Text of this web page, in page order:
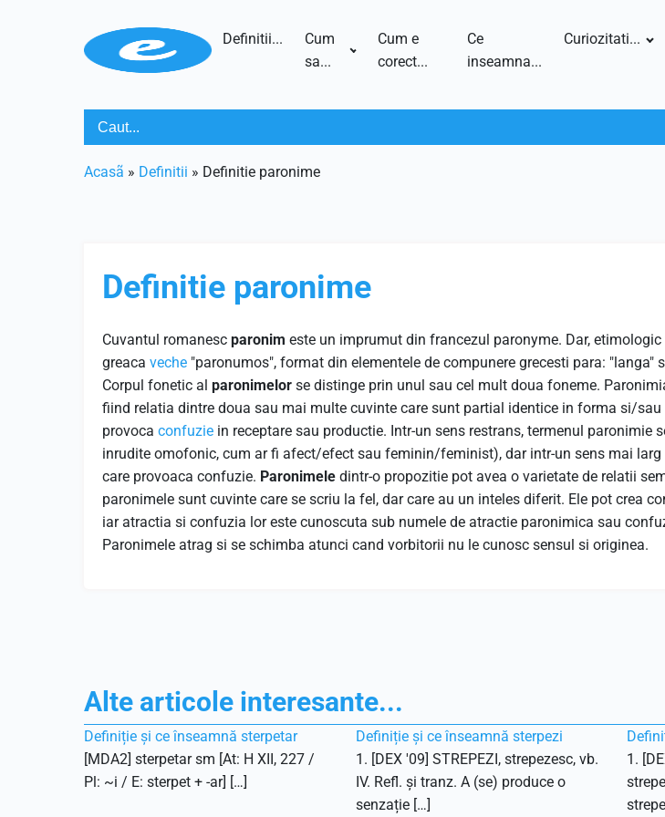
Definitii...
Cum
sa...
Cum e
corect...
Ce
inseamna...
Curiozitati...
Acasã » Definitii » Definitie paronime
Definitie paronime
Cuvantul romanesc paronim este un imprumut din francezul paronyme. Dar,
greaca veche "paronumos", format din elementele de compunere grecesti para: "langa"
Corpul fonetic al paronimelor se distinge prin unul sau cel mult doua foneme.
fiind relatia dintre doua sau mai multe cuvinte care sunt partial identice in forma si/sau
provoca confuzie in receptare sau productie. Intr-un sens restrans, termenul paronimie
inrudite omofonic, cum ar fi afect/efect sau feminin/feminist), dar intr-un sens mai larg
care provoaca confuzie. Paronimele dintr-o propozitie pot avea o varietate de relatii
paronimele sunt cuvinte care se scriu la fel, dar care au un inteles diferit. Ele pot crea
iar atractia si confuzia lor este cunoscuta sub numele de atractie paronimica sau
Paronimele atrag si se schimba atunci cand vorbitorii nu le cunosc sensul si originea.
Alte articole interesante...
Definiție și ce înseamnă sterpetar
[MDA2] sterpetar sm [At: H XII, 227 /
Pl: ~i / E: sterpet + -ar] […]
Definiție și ce înseamnă sterpezi
1. [DEX '09] STREPEZI, strepezesc, vb.
IV. Refl. și tranz. A (se) produce o
senzație […]
1.